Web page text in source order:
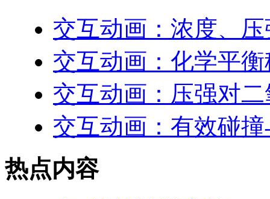
交互动画：浓度、
交互动画：化学平
交互动画：压强对
交互动画：有效碰
热点内容